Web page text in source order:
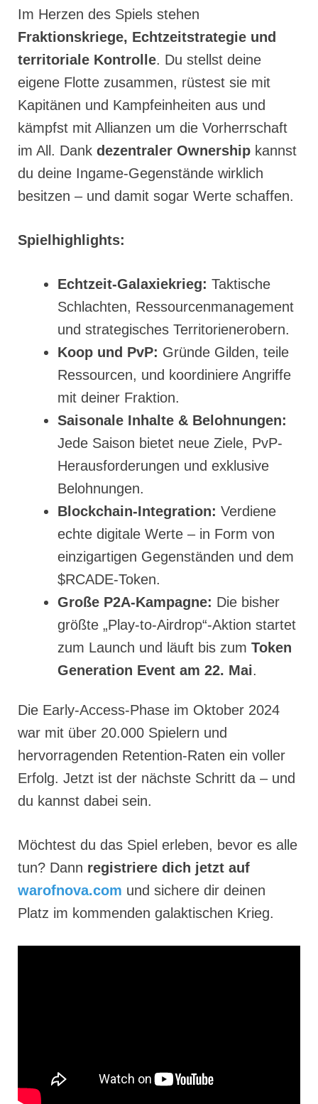
Im Herzen des Spiels stehen
Fraktionskriege, Echtzeitstrategie und
territoriale Kontrolle. Du stellst deine
eigene Flotte zusammen, rüstest sie mit
Kapitänen und Kampfeinheiten aus und
kämpfst mit Allianzen um die Vorherrschaft
im All. Dank dezentraler Ownership kannst
du deine Ingame-Gegenstände wirklich
besitzen – und damit sogar Werte schaffen.
Spielhighlights:
Echtzeit-Galaxiekrieg: Taktische
Schlachten, Ressourcenmanagement
und strategisches Territorienerobern.
Koop und PvP: Gründe Gilden, teile
Ressourcen, und koordiniere Angriffe
mit deiner Fraktion.
Saisonale Inhalte & Belohnungen:
Jede Saison bietet neue Ziele, PvP-
Herausforderungen und exklusive
Belohnungen.
Blockchain-Integration: Verdiene
echte digitale Werte – in Form von
einzigartigen Gegenständen und dem
$RCADE-Token.
Große P2A-Kampagne: Die bisher
größte „Play-to-Airdrop“-Aktion startet
zum Launch und läuft bis zum Token
Generation Event am 22. Mai.
Die Early-Access-Phase im Oktober 2024
war mit über 20.000 Spielern und
hervorragenden Retention-Raten ein voller
Erfolg. Jetzt ist der nächste Schritt da – und
du kannst dabei sein.
Möchtest du das Spiel erleben, bevor es alle
tun? Dann registriere dich jetzt auf
warofnova.com und sichere dir deinen
Platz im kommenden galaktischen Krieg.